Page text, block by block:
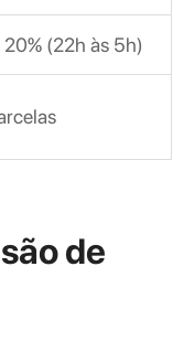
(22h às 5h)
de